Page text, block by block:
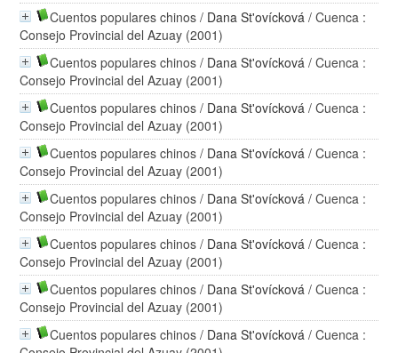
Cuentos populares chinos / Dana St'ovícková / Cuenca :
Consejo Provincial del Azuay (2001)
Cuentos populares chinos / Dana St'ovícková / Cuenca :
Consejo Provincial del Azuay (2001)
Cuentos populares chinos / Dana St'ovícková / Cuenca :
Consejo Provincial del Azuay (2001)
Cuentos populares chinos / Dana St'ovícková / Cuenca :
Consejo Provincial del Azuay (2001)
Cuentos populares chinos / Dana St'ovícková / Cuenca :
Consejo Provincial del Azuay (2001)
Cuentos populares chinos / Dana St'ovícková / Cuenca :
Consejo Provincial del Azuay (2001)
Cuentos populares chinos / Dana St'ovícková / Cuenca :
Consejo Provincial del Azuay (2001)
Cuentos populares chinos / Dana St'ovícková / Cuenca :